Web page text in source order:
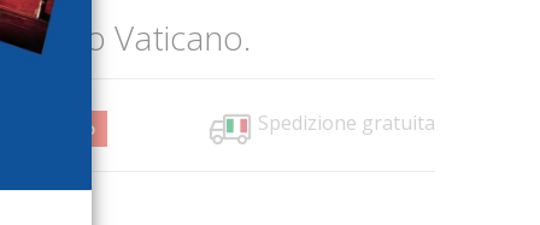
Vaticano.
7% Spedizione gratuita